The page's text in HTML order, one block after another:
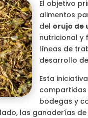
El objetivo
alimentos
del orujo de
nutricional y
líneas de
desarrollo
Esta
compartidas
bodegas y
las ganaderías